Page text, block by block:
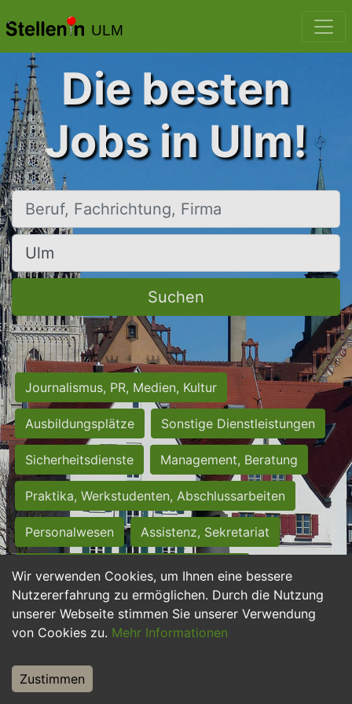
ULM
Wir verwenden Cookies, um Ihnen eine bessere
Nutzererfahrung zu ermöglichen. Durch die Nutzung
unserer Webseite stimmen Sie unserer Verwendung
von Cookies zu. Mehr Informationen
Zustimmen
Die besten
Jobs in Ulm!
Beruf, Fachrichtung, Firma
Ort, Stadt
Suchen
Journalismus, PR, Medien, Kultur
Ausbildungsplätze Sonstige Dienstleistungen
Sicherheitsdienste Management, Beratung
Praktika, Werkstudenten, Abschlussarbeiten
Personalwesen Assistenz, Sekretariat
Hilfskräfte, Aushilfs- und Nebenjobs
Einkauf, Logistik, Materialwirtschaft
Weiterbildung, Studium, duale Ausbildung
Tourismus